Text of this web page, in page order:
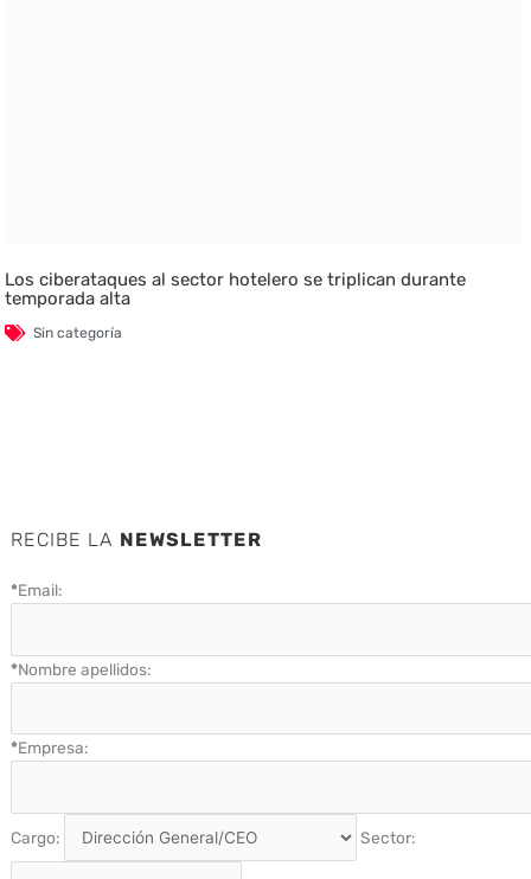
Los ciberataques al sector hotelero se triplican durante
temporada alta
Sin categoría
RECIBE LA NEWSLETTER
*Email:
*Nombre apellidos:
*Empresa:
Cargo: Sector: